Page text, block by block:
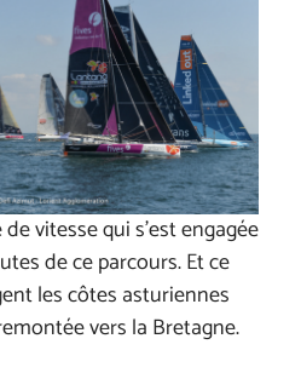
vitesse qui s’est engagée
de ce parcours. Et ce
les côtes asturiennes
vers la Bretagne.